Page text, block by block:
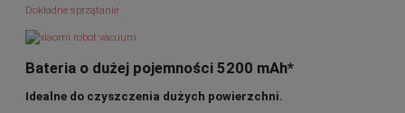
Dokładne sprzątanie
Bateria o dużej pojemności 5200 mAh*
Idealne do czyszczenia dużych powierzchni.